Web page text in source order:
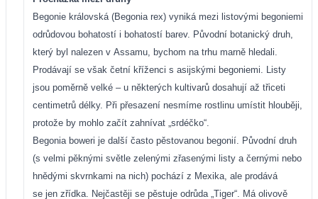
Begonie královská (Begonia rex) vyniká mezi listovými begoniemi
odrůdovou bohatostí i bohatostí barev. Původní botanický druh,
který byl nalezen v Assamu, bychom na trhu marně hledali.
Prodávají se však četní kříženci s asijskými begoniemi. Listy
jsou poměrně velké – u některých kultivarů dosahují až třiceti
centimetrů délky. Při přesazení nesmíme rostlinu umístit hlouběji,
protože by mohlo začít zahnívat „srdéčko“.
Begonia boweri je další často pěstovanou begonií. Původní druh
(s velmi pěknými světle zelenými zřasenými listy a černými nebo
hnědými skvrnkami na nich) pochází z Mexika, ale prodává
se jen zřídka. Nejčastěji se pěstuje odrůda „Tiger“. Má olivově